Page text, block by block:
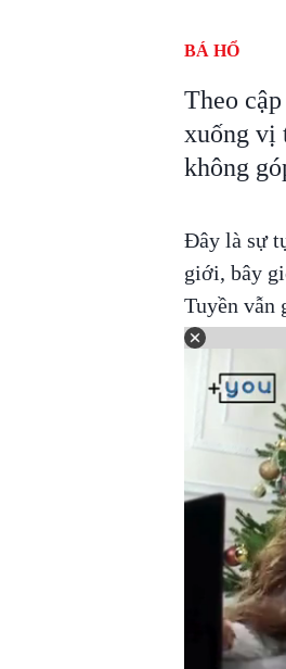
BÁ HỔ
Theo
xuống vị
không
Đây là sự
giới, bây
Tuyền vẫn